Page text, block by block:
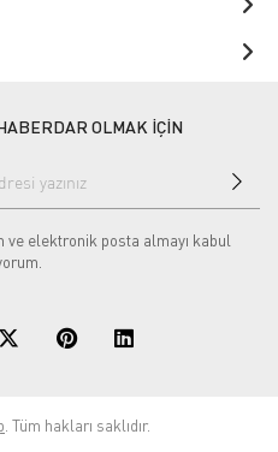
OLMAK İÇİN
ve elektronik posta almayı kabul
. Tüm hakları saklıdır.